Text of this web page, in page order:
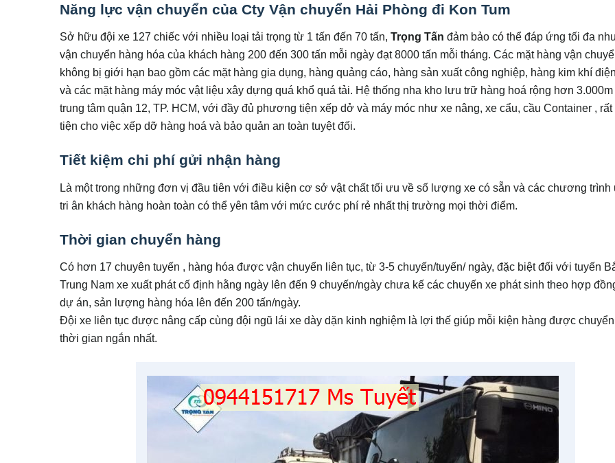
Năng lực vận chuyển của Cty Vận chuyển Hải Phòng đi Kon Tum
Sở hữu đội xe 127 chiếc với nhiều loại tải trọng từ 1 tấn đến 70 tấn, Trọng Tấn đảm bảo có thể đáp ứng tối đa
vận chuyển hàng hóa của khách hàng 200 đến 300 tấn mỗi ngày đạt 8000 tấn mỗi tháng. Các mặt hàng vận
không bị giới hạn bao gồm các mặt hàng gia dụng, hàng quảng cáo, hàng sản xuất công nghiệp, hàng kim khí
và các mặt hàng máy móc vật liệu xây dựng quá khổ quá tải. Hệ thống nha kho lưu trữ hàng hoá rộng hơn 3.000m
trung tâm quận 12, TP. HCM, với đầy đủ phương tiện xếp dở và máy móc như xe nâng, xe cẩu, cầu Container , rất
tiện cho việc xếp dỡ hàng hoá và bảo quản an toàn tuyệt đối.
Tiết kiệm chi phí gửi nhận hàng
Là một trong những đơn vị đầu tiên với điều kiện cơ sở vật chất tối ưu về số lượng xe có sẵn và các chương trình
tri ân khách hàng hoàn toàn có thể yên tâm với mức cước phí rẻ nhất thị trường mọi thời điểm.
Thời gian chuyển hàng
Có hơn 17 chuyên tuyến , hàng hóa được vận chuyển liên tục, từ 3-5 chuyến/tuyến/ ngày, đặc biệt đối với tuyến
Trung Nam xe xuất phát cố định hằng ngày lên đến 9 chuyến/ngày chưa kế các chuyến xe phát sinh theo hợp
dự án, sản lượng hàng hóa lên đến 200 tấn/ngày.
Đội xe liên tục được nâng cấp cùng đội ngũ lái xe dày dặn kinh nghiệm là lợi thế giúp mỗi kiện hàng được
thời gian ngắn nhất.